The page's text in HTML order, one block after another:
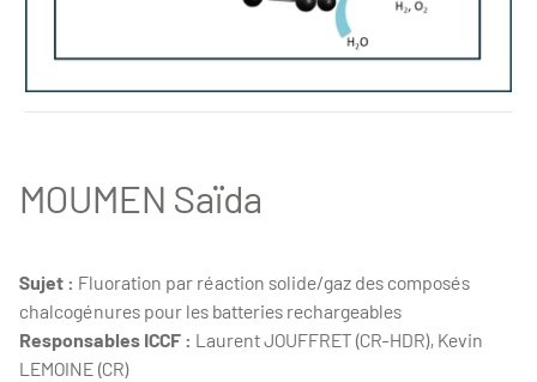
MOUMEN Saïda
Sujet : Fluoration par réaction solide/gaz des composés
chalcogénures pour les batteries rechargeables
Responsables ICCF : Laurent JOUFFRET (CR-HDR), Kevin
LEMOINE (CR)